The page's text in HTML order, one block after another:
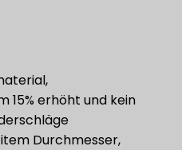
15% erhöht und kein
Durchmesser,